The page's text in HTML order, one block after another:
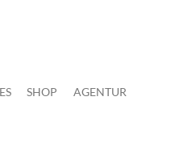
SHOP AGENTUR